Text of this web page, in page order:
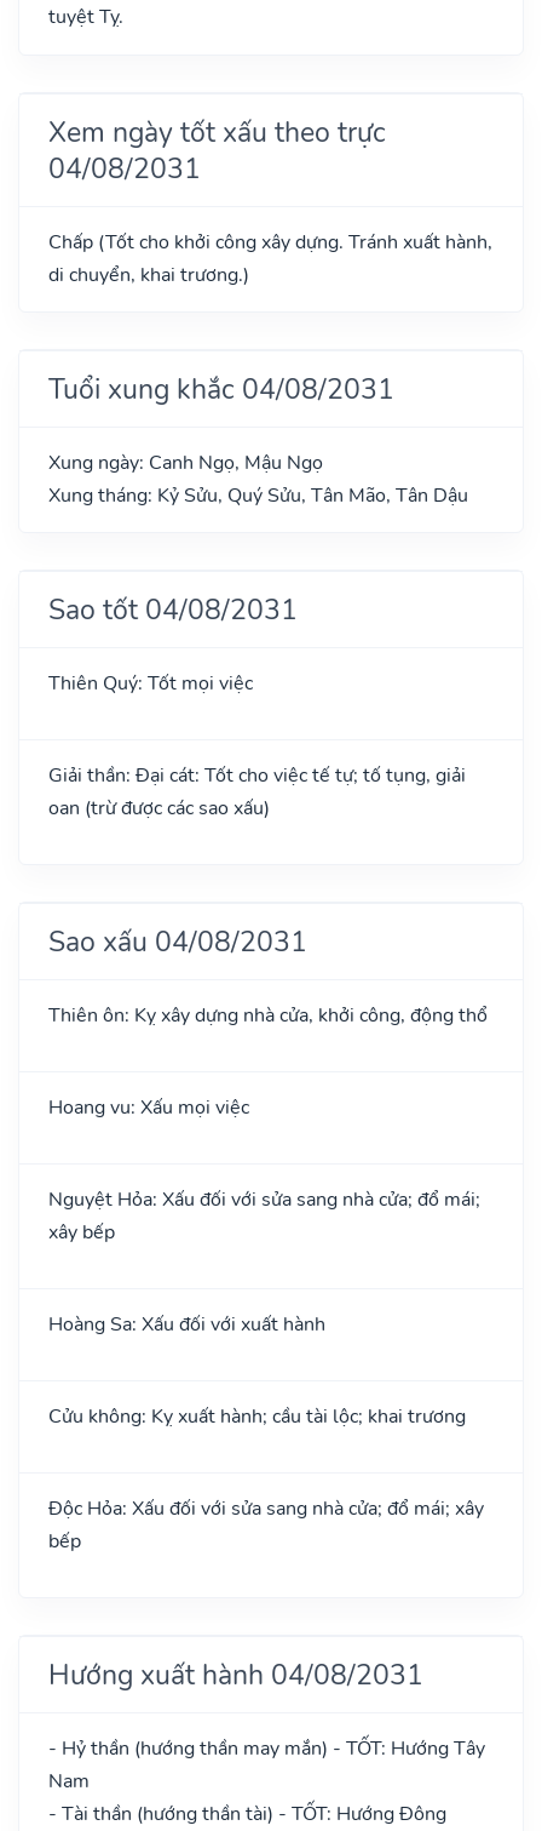
tuyệt Tỵ.
Xem ngày tốt xấu theo trực
04/08/2031
Chấp (Tốt cho khởi công xây dựng. Tránh xuất hành,
di chuyển, khai trương.)
Tuổi xung khắc 04/08/2031
Xung ngày: Canh Ngọ, Mậu Ngọ
Xung tháng: Kỷ Sửu, Quý Sửu, Tân Mão, Tân Dậu
Sao tốt 04/08/2031
Thiên Quý: Tốt mọi việc
Giải thần: Đại cát: Tốt cho việc tế tự; tố tụng, giải
oan (trừ được các sao xấu)
Sao xấu 04/08/2031
Thiên ôn: Kỵ xây dựng nhà cửa, khởi công, động thổ
Hoang vu: Xấu mọi việc
Nguyệt Hỏa: Xấu đối với sửa sang nhà cửa; đổ mái;
xây bếp
Hoàng Sa: Xấu đối với xuất hành
Cửu không: Kỵ xuất hành; cầu tài lộc; khai trương
Độc Hỏa: Xấu đối với sửa sang nhà cửa; đổ mái; xây
bếp
Hướng xuất hành 04/08/2031
- Hỷ thần (hướng thần may mắn) - TỐT: Hướng Tây
Nam
- Tài thần (hướng thần tài) - TỐT: Hướng Đông